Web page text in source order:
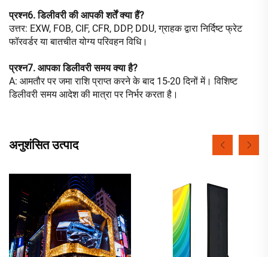
प्रश्न6. डिलीवरी की आपकी शर्तें क्या हैं?
उत्तर: EXW, FOB, CIF, CFR, DDP, DDU, ग्राहक द्वारा निर्दिष्ट फ्रेट
फॉरवर्डर या बातचीत योग्य परिवहन विधि।
प्रश्न7. आपका डिलीवरी समय क्या है?
A: आमतौर पर जमा राशि प्राप्त करने के बाद 15-20 दिनों में। विशिष्ट
डिलीवरी समय आदेश की मात्रा पर निर्भर करता है।
अनुशंसित उत्पाद